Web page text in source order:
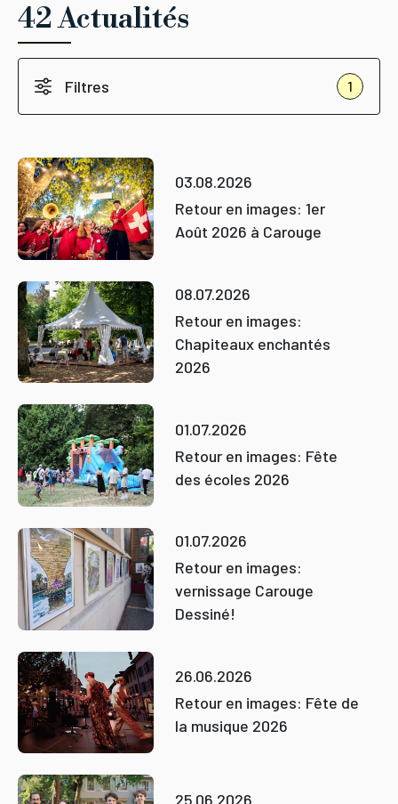
42 Actualités
Filtres 1
03.08.2026
Retour en images: 1er
Août 2026 à Carouge
08.07.2026
Retour en images:
Chapiteaux enchantés
2026
01.07.2026
Retour en images: Fête
des écoles 2026
01.07.2026
Retour en images:
vernissage Carouge
Dessiné!
26.06.2026
Retour en images: Fête de
la musique 2026
25.06.2026